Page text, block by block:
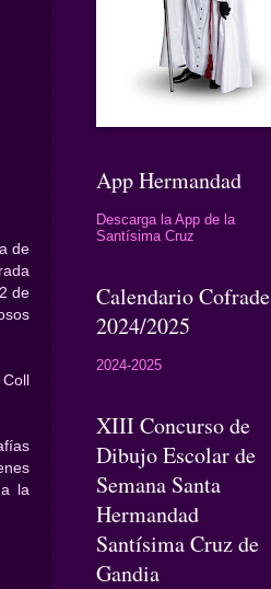
de
de
la
App Hermandad
Descarga la App de la
Santísima Cruz
Calendario Cofrade
2024/2025
2024-2025
XIII Concurso de
Dibujo Escolar de
Semana Santa
Hermandad
Santísima Cruz de
Gandia